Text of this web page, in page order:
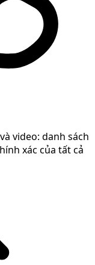
video: danh sách
xác của tất cả